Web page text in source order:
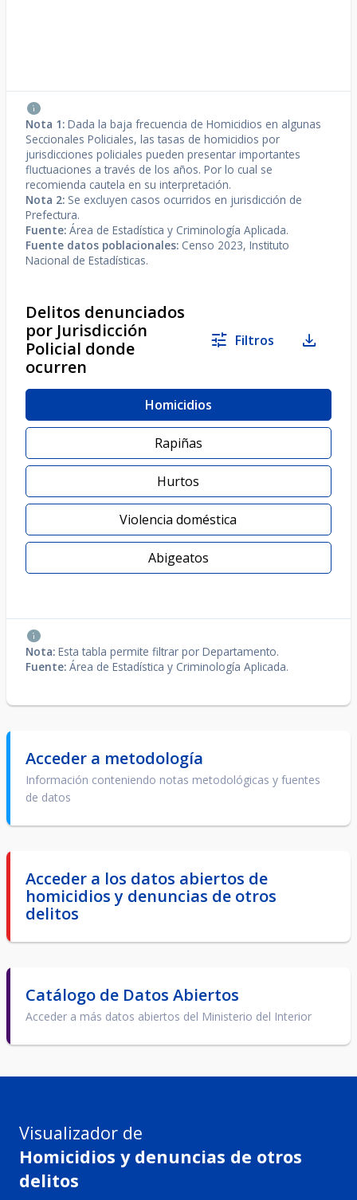
Nota 1: Dada la baja frecuencia de Homicidios en algunas
Seccionales Policiales, las tasas de homicidios por
jurisdicciones policiales pueden presentar importantes
fluctuaciones a través de los años. Por lo cual se
recomienda cautela en su interpretación.
Nota 2: Se excluyen casos ocurridos en jurisdicción de
Prefectura.
Fuente: Área de Estadística y Criminología Aplicada.
Fuente datos poblacionales: Censo 2023, Instituto
Nacional de Estadísticas.
Delitos denunciados
por Jurisdicción
Policial donde
ocurren
Filtros
Homicidios
Rapiñas
Hurtos
Violencia doméstica
Abigeatos
Nota: Esta tabla permite filtrar por Departamento.
Fuente: Área de Estadística y Criminología Aplicada.
Acceder a metodología
Información conteniendo notas metodológicas y fuentes
de datos
Acceder a los datos abiertos de
homicidios y denuncias de otros
delitos
Catálogo de Datos Abiertos
Acceder a más datos abiertos del Ministerio del Interior
Visualizador de
Homicidios y denuncias de otros
delitos